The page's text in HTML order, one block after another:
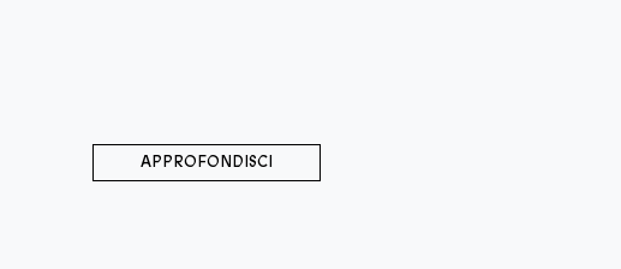
APPROFONDISCI